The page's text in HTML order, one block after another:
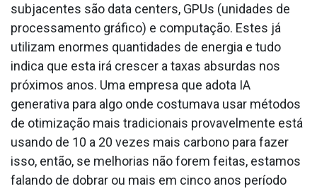
subjacentes são data centers, GPUs (unidades de
processamento gráfico) e computação. Estes já
utilizam enormes quantidades de energia e tudo
indica que esta irá crescer a taxas absurdas nos
próximos anos. Uma empresa que adota IA
generativa para algo onde costumava usar métodos
de otimização mais tradicionais provavelmente está
usando de 10 a 20 vezes mais carbono para fazer
isso, então, se melhorias não forem feitas, estamos
falando de dobrar ou mais em cinco anos período